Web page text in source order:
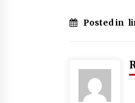
Posted in